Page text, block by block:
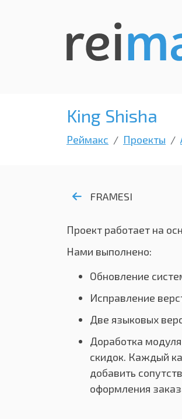
King Shisha
Реймакс Проекты
FRAMESI
Проект работает на
Нами выполнено:
Обновление
Исправление
Две языковых
Доработка
скидок. Каждый
добавить
оформления